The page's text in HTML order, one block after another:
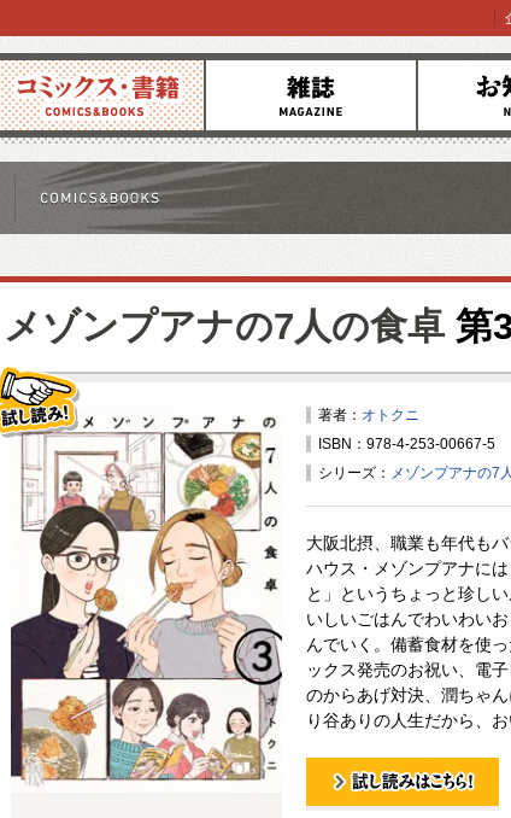
ミックス 雑誌 お知らせ
メゾンプアナの7人の食卓 第
著者： オトクニ
ISBN：978-4-253-00667-5
シリーズ： メゾンプアナの7
大阪北摂、職業も年代も
ハウス・メゾンプアナに
と」というちょっと珍し
いしいごはんでわいわい
んでいく。備蓄食材を使
ックス発売のお祝い、電
のからあげ対決、潤ちゃ
り谷ありの人生だから、
し読み！